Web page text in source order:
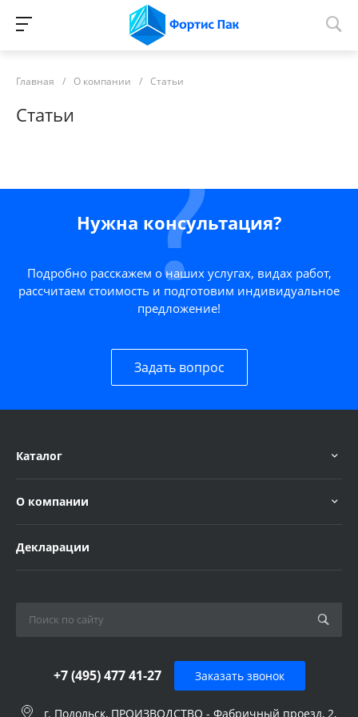
Главная / О компании / Статьи
Статьи
Нужна консультация?
Подробно расскажем о наших услугах, видах работ,
рассчитаем стоимость и подготовим индивидуальное
предложение!
Задать вопрос
Каталог
О компании
Декларации
+7 (495) 477 41-27
г. Подольск, ПРОИЗВОДСТВО - Фабричный проезд, 2,
Заказать звонок